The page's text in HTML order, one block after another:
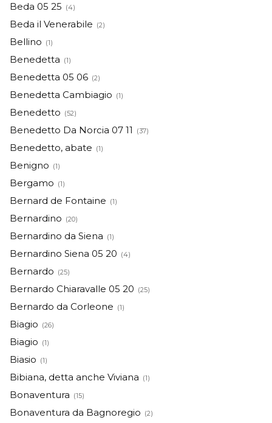
Beda 05 25 (4)
Beda il Venerabile (2)
Bellino (1)
Benedetta (1)
Benedetta 05 06 (2)
Benedetta Cambiagio (1)
Benedetto (52)
Benedetto Da Norcia 07 11 (37)
Benedetto, abate (1)
Benigno (1)
Bergamo (1)
Bernard de Fontaine (1)
Bernardino (20)
Bernardino da Siena (1)
Bernardino Siena 05 20 (4)
Bernardo (25)
Bernardo Chiaravalle 05 20 (25)
Bernardo da Corleone (1)
Biagio (26)
Biagio (1)
Biasio (1)
Bibiana, detta anche Viviana (1)
Bonaventura (15)
Bonaventura da Bagnoregio (2)